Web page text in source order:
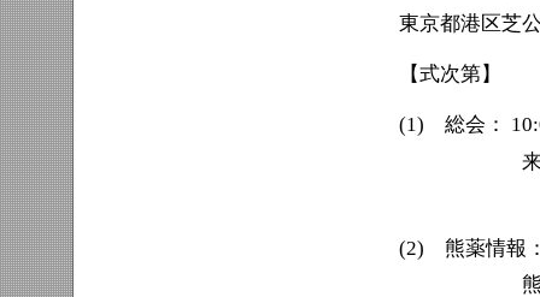
東京都港区芝
【式次第】
(1) 総会：
来賓
(2) 熊薬情
熊本大学